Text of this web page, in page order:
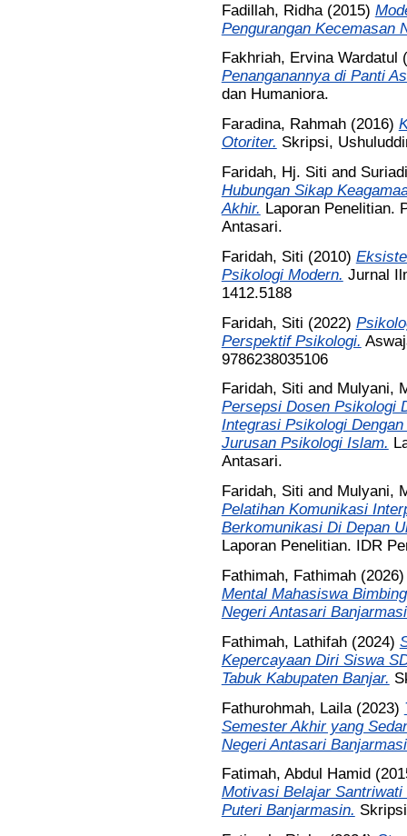
Fadillah, Ridha(2015)
Pengurangan Kecemasan
Fakhriah, Ervina Wardatul
Penanganannya di Panti
dan Humaniora.
Faradina, Rahmah(2016)
Otoriter. Skripsi,
Faridah, Hj. Siti and
Hubungan Sikap
Akhir. Laporan Penelitian.
Antasari.
Faridah, Siti (2010)
Psikologi Modern. Jurnal
1412.5188
Faridah, Siti (2022)
Perspektif Psikologi.
9786238035106
Faridah, Siti and Mulyani,
Persepsi Dosen Psikologi
Integrasi Psikologi
Jurusan Psikologi Islam.
Antasari.
Faridah, Siti and Mulyani,
Pelatihan Komunikasi
Berkomunikasi Di Depan
Laporan Penelitian. IDR
Fathimah, Fathimah
Mental Mahasiswa
Negeri Antasari
Fathimah, Lathifah(2024)
Kepercayaan Diri Siswa
Tabuk Kabupaten Banjar.
Fathurohmah, Laila(2023)
Semester Akhir yang
Negeri Antasari
Fatimah, Abdul Hamid
Motivasi Belajar
Puteri Banjarmasin.